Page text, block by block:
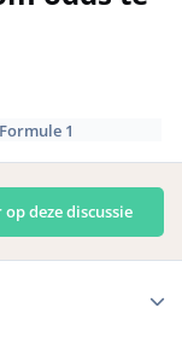
Formule 1
op deze discussie